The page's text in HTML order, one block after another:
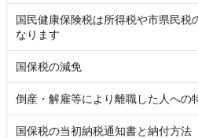
国民健康保険税は所得税や市県民税
なります
国保税の減免
倒産・解雇等により離職した人への
国保税の当初納税通知書と納付方法